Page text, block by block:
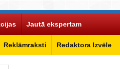
Reklāmraksti Redaktora Izvēle
Jautā ekspertam